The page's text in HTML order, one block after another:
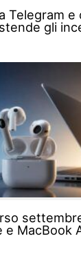
Telegram e
gli
MacBook